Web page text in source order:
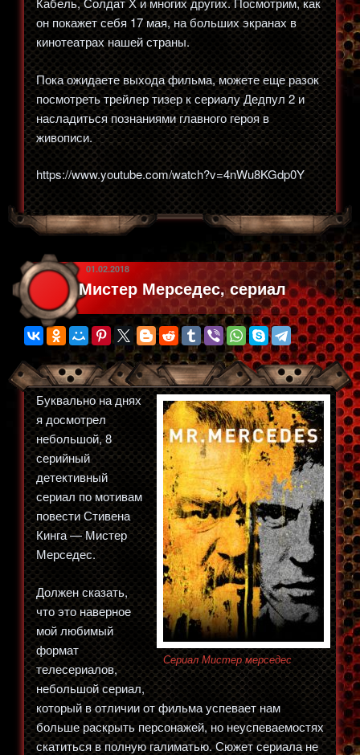
он покажет себя 17 мая, на больших экранах в
кинотеатрах нашей страны.
Пока ожидаете выхода фильма, можете еще разок
посмотреть трейлер тизер к сериалу Дедпул 2 и
насладиться познаниями главного героя в
живописи.
https://www.youtube.com/watch?v=4nWu8KGdp0Y
ОПУБЛИКОВАНО
01.02.2018
Мистер Мерседес, сериал
Сериал Мистер мерседес
Буквально на днях
я досмотрел
небольшой, 8
серийный
детективный
сериал по мотивам
повести Стивена
Кинга — Мистер
Мерседес.
Должен сказать,
что это наверное
мой любимый
формат
телесериалов,
небольшой сериал,
который в отличии от фильма успевает нам
больше раскрыть персонажей, но неуспеваемостях
скатиться в полную галиматью. Сюжет сериала не